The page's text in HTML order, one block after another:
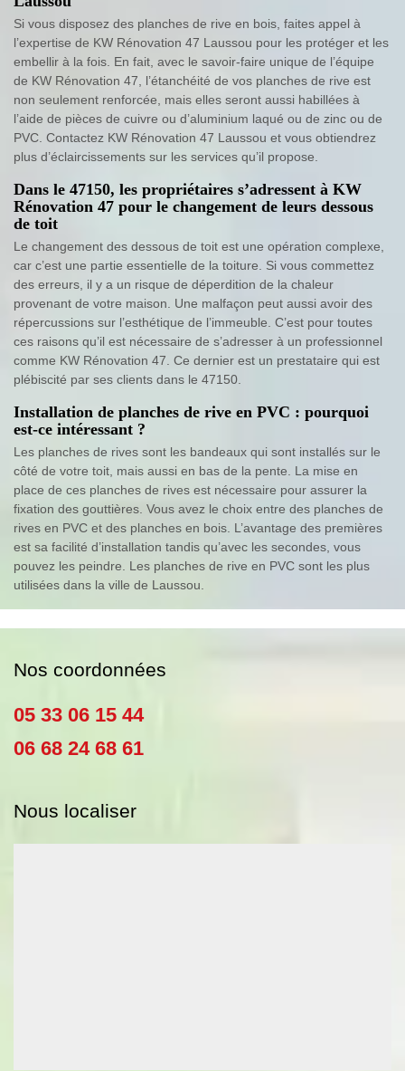
Si vous disposez des planches de rive en bois, faites appel à
l’expertise de KW Rénovation 47 Laussou pour les protéger et les
embellir à la fois. En fait, avec le savoir-faire unique de l’équipe
de KW Rénovation 47, l’étanchéité de vos planches de rive est
non seulement renforcée, mais elles seront aussi habillées à
l’aide de pièces de cuivre ou d’aluminium laqué ou de zinc ou de
PVC. Contactez KW Rénovation 47 Laussou et vous obtiendrez
plus d’éclaircissements sur les services qu’il propose.
Dans le 47150, les propriétaires s’adressent à KW
Rénovation 47 pour le changement de leurs dessous
de toit
Le changement des dessous de toit est une opération complexe,
car c’est une partie essentielle de la toiture. Si vous commettez
des erreurs, il y a un risque de déperdition de la chaleur
provenant de votre maison. Une malfaçon peut aussi avoir des
répercussions sur l’esthétique de l’immeuble. C’est pour toutes
ces raisons qu’il est nécessaire de s’adresser à un professionnel
comme KW Rénovation 47. Ce dernier est un prestataire qui est
plébiscité par ses clients dans le 47150.
Installation de planches de rive en PVC : pourquoi
est-ce intéressant ?
Les planches de rives sont les bandeaux qui sont installés sur le
côté de votre toit, mais aussi en bas de la pente. La mise en
place de ces planches de rives est nécessaire pour assurer la
fixation des gouttières. Vous avez le choix entre des planches de
rives en PVC et des planches en bois. L’avantage des premières
est sa facilité d’installation tandis qu’avec les secondes, vous
pouvez les peindre. Les planches de rive en PVC sont les plus
utilisées dans la ville de Laussou.
Nos coordonnées
05 33 06 15 44
06 68 24 68 61
Nous localiser